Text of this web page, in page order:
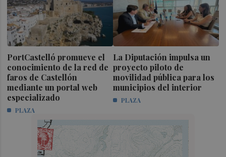
PortCastelló promueve el
conocimiento de la red de
faros de Castellón
mediante un portal web
especializado
PLAZA
La Diputación impulsa un
proyecto piloto de
movilidad pública para los
municipios del interior
PLAZA